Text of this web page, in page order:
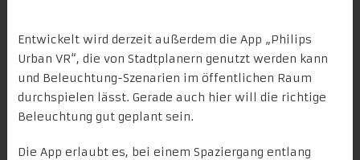
Entwickelt wird derzeit außerdem die App „Philips
Urban VR“, die von Stadtplanern genutzt werden kann
und Beleuchtung-Szenarien im öffentlichen Raum
durchspielen lässt. Gerade auch hier will die richtige
Beleuchtung gut geplant sein.
Die App erlaubt es, bei einem Spaziergang entlang